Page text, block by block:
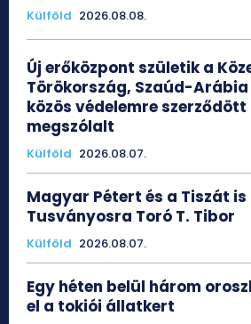
Külföld 2026.08.08.
Új erőközpont születik a
Törökország, Szaúd-Arábia
közös védelemre szerződött
megszólalt
Külföld 2026.08.07.
Magyar Pétert és a Tiszát
Tusványosra Toró T. Tibor
Külföld 2026.08.07.
Egy héten belül három
el a tokiói állatkert